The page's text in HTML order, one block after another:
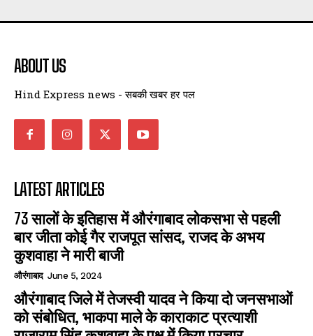
ABOUT US
Hind Express news - सबकी खबर हर पल
LATEST ARTICLES
73 सालों के इतिहास में औरंगाबाद लोकसभा से पहली
बार जीता कोई गैर राजपूत सांसद, राजद के अभय
कुशवाहा ने मारी बाजी
औरंगाबाद June 5, 2024
औरंगाबाद जिले में तेजस्वी यादव ने किया दो जनसभाओं
को संबोधित, भाकपा माले के काराकाट प्रत्याशी